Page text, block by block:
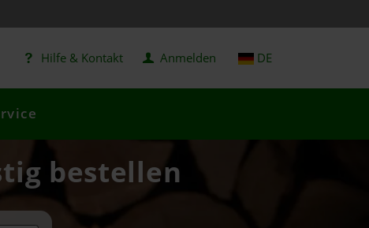
Hilfe & Kontakt Anmelden DE
bestellen